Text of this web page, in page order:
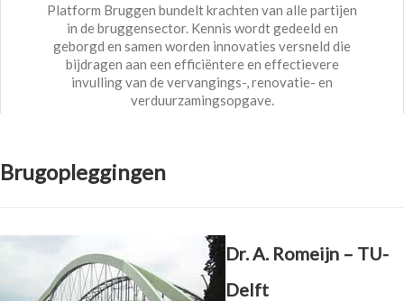
Platform Bruggen bundelt krachten van alle partijen
in de bruggensector. Kennis wordt gedeeld en
geborgd en samen worden innovaties versneld die
bijdragen aan een efficiëntere en effectievere
invulling van de vervangings-, renovatie- en
verduurzamingsopgave.
Brugopleggingen
Dr. A. Romeijn – TU-
Delft